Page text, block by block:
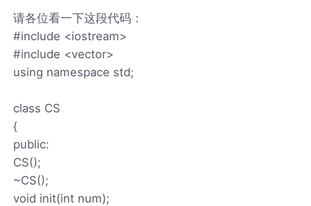
请各位看一下这段代码：
#include <iostream>
#include <vector>
using namespace std;
class CS
{
public:
CS();
~CS();
void init(int num);